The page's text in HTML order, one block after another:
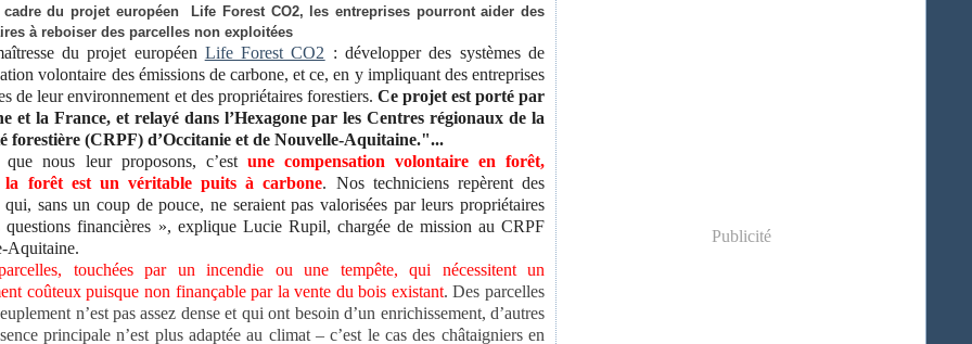
cadre du projet européen Life Forest CO2, les entreprises pourront aider des
à reboiser des parcelles non exploitées
du projet européen Life Forest CO2 : développer des systèmes de
volontaire des émissions de carbone, et ce, en y impliquant des entreprises
de leur environnement et des propriétaires forestiers. Ce projet est porté par
et la France, et relayé dans l’Hexagone par les Centres régionaux de la
forestière (CRPF) d’Occitanie et de Nouvelle-Aquitaine."...
nous leur proposons, c’est une compensation volontaire en forêt,
la forêt est un véritable puits à carbone. Nos techniciens repèrent des
qui, sans un coup de pouce, ne seraient pas valorisées par leurs propriétaires
questions financières », explique Lucie Rupil, chargée de mission au CRPF
Aquitaine.
touchées par un incendie ou une tempête, qui nécessitent un
coûteux puisque non finançable par la vente du bois existant. Des parcelles
n’est pas assez dense et qui ont besoin d’un enrichissement, d’autres
principale n’est plus adaptée au climat – c’est le cas des châtaigniers en
Publicité